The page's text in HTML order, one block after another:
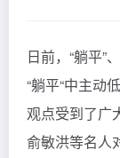
日前，“躺平”
“躺平“中主动
观点受到了广
俞敏洪等名人